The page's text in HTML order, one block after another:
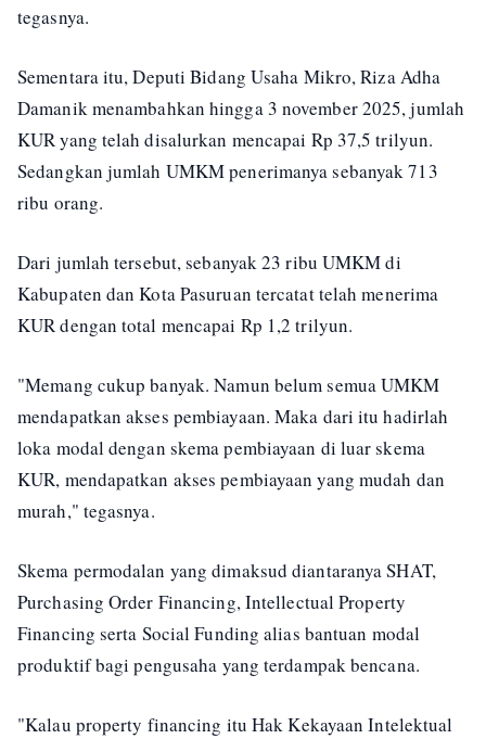
tegasnya.
Sementara itu, Deputi Bidang Usaha Mikro, Riza Adha
Damanik menambahkan hingga 3 november 2025, jumlah
KUR yang telah disalurkan mencapai Rp 37,5 trilyun.
Sedangkan jumlah UMKM penerimanya sebanyak 713
ribu orang.
Dari jumlah tersebut, sebanyak 23 ribu UMKM di
Kabupaten dan Kota Pasuruan tercatat telah menerima
KUR dengan total mencapai Rp 1,2 trilyun.
"Memang cukup banyak. Namun belum semua UMKM
mendapatkan akses pembiayaan. Maka dari itu hadirlah
loka modal dengan skema pembiayaan di luar skema
KUR, mendapatkan akses pembiayaan yang mudah dan
murah," tegasnya.
Skema permodalan yang dimaksud diantaranya SHAT,
Purchasing Order Financing, Intellectual Property
Financing serta Social Funding alias bantuan modal
produktif bagi pengusaha yang terdampak bencana.
"Kalau property financing itu Hak Kekayaan Intelektual